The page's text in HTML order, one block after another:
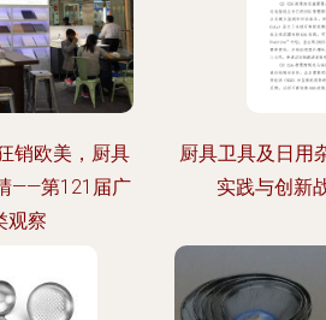
销欧美，厨具
——第121届广
观察
厨具卫具及日用
实践与创新